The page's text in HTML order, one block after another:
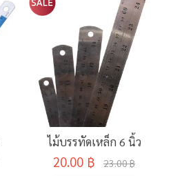
ไม้บรรทัดเหล็ก 6 นิ้ว
20.00 ฿ 23.00 ฿